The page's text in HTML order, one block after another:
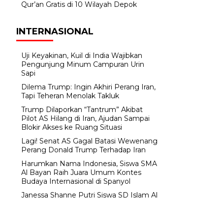
Qur’an Gratis di 10 Wilayah Depok
INTERNASIONAL
Uji Keyakinan, Kuil di India Wajibkan
Pengunjung Minum Campuran Urin
Sapi
Dilema Trump: Ingin Akhiri Perang Iran,
Tapi Teheran Menolak Takluk
Trump Dilaporkan “Tantrum” Akibat
Pilot AS Hilang di Iran, Ajudan Sampai
Blokir Akses ke Ruang Situasi
Lagi! Senat AS Gagal Batasi Wewenang
Perang Donald Trump Terhadap Iran
Harumkan Nama Indonesia, Siswa SMA
Al Bayan Raih Juara Umum Kontes
Budaya Internasional di Spanyol
Janessa Shanne Putri Siswa SD Islam Al